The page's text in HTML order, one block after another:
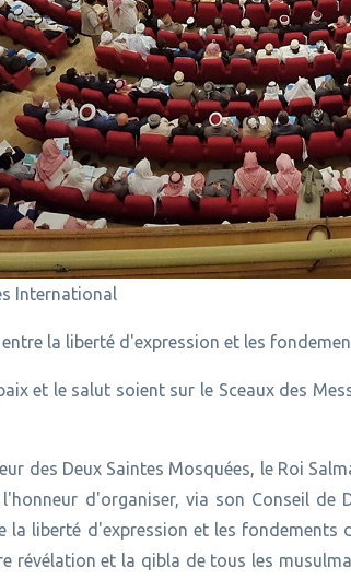
International
la liberté d'expression et les
et le salut soient sur le Sceaux des
des Deux Saintes Mosquées, le Roi
d'organiser, via son Conseil
la liberté d'expression et les fondements
révélation et la qibla de tous les